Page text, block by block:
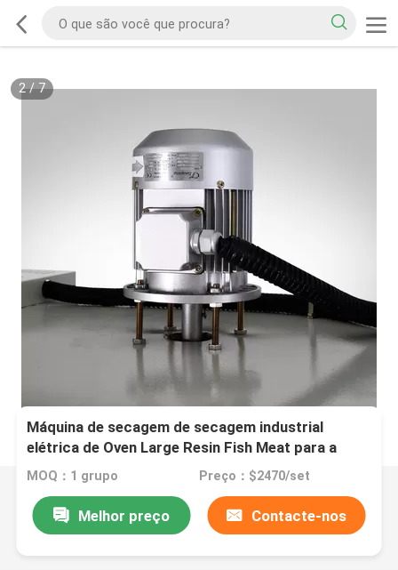
2/7
Máquina de secagem de secagem industrial
elétrica de Oven Large Resin Fish Meat para a
indústria
MOQ：1 grupo Preço：$2470/set
Melhor preço Contacte-nos